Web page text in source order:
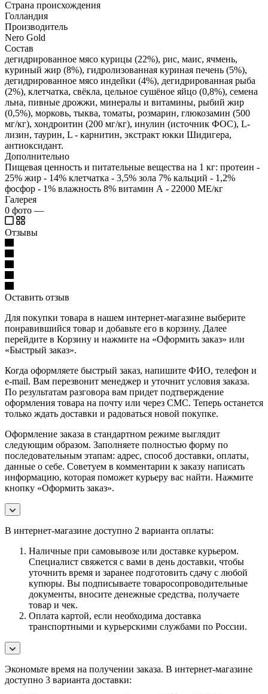
Страна происхождения
Голландия
Производитель
Nero Gold
Состав
дегидрированное мясо курицы (22%), рис, маис, ячмень,
куриный жир (8%), гидролизованная куриная печень (5%),
дегидрированное мясо индейки (4%), дегидрированная рыба
(2%), клетчатка, свёкла, цельное сушёное яйцо (0,8%), семена
льна, пивные дрожжи, минералы и витамины, рыбий жир
(0,5%), морковь, тыква, томаты, розмарин, глюкозамин (500
мг/кг), хондроитин (200 мг/кг), инулин (источник ФОС), L-
лизин, таурин, L - карнитин, экстракт юкки Шидигера,
антиоксидант.
Дополнительно
Пищевая ценность и питательные вещества на 1 кг: протеин -
25% жир - 14% клетчатка - 3,5% зола 7% кальций - 1,2%
фосфор - 1% влажность 8% витамин А - 22000 МЕ/кг
Галерея
0 фото —
Отзывы
Оставить отзыв
Для покупки товара в нашем интернет-магазине выберите
понравившийся товар и добавьте его в корзину. Далее
перейдите в Корзину и нажмите на «Оформить заказ» или
«Быстрый заказ».
Когда оформляете быстрый заказ, напишите ФИО, телефон и
e-mail. Вам перезвонит менеджер и уточнит условия заказа.
По результатам разговора вам придет подтверждение
оформления товара на почту или через СМС. Теперь останется
только ждать доставки и радоваться новой покупке.
Оформление заказа в стандартном режиме выглядит
следующим образом. Заполняете полностью форму по
последовательным этапам: адрес, способ доставки, оплаты,
данные о себе. Советуем в комментарии к заказу написать
информацию, которая поможет курьеру вас найти. Нажмите
кнопку «Оформить заказ».
В интернет-магазине доступно 2 варианта оплаты:
Наличные при самовывозе или доставке курьером.
Специалист свяжется с вами в день доставки, чтобы
уточнить время и заранее подготовить сдачу с любой
купюры. Вы подписываете товаросопроводительные
документы, вносите денежные средства, получаете
товар и чек.
Оплата картой, если необходима доставка
транспортными и курьерскими службами по России.
Экономьте время на получении заказа. В интернет-магазине
доступно 3 варианта доставки: